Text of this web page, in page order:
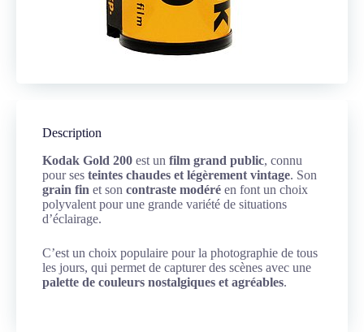
Description
Kodak Gold 200 est un film grand public, connu
pour ses teintes chaudes et légèrement vintage. Son
grain fin et son contraste modéré en font un choix
polyvalent pour une grande variété de situations
d’éclairage.
C’est un choix populaire pour la photographie de tous
les jours, qui permet de capturer des scènes avec une
palette de couleurs nostalgiques et agréables.